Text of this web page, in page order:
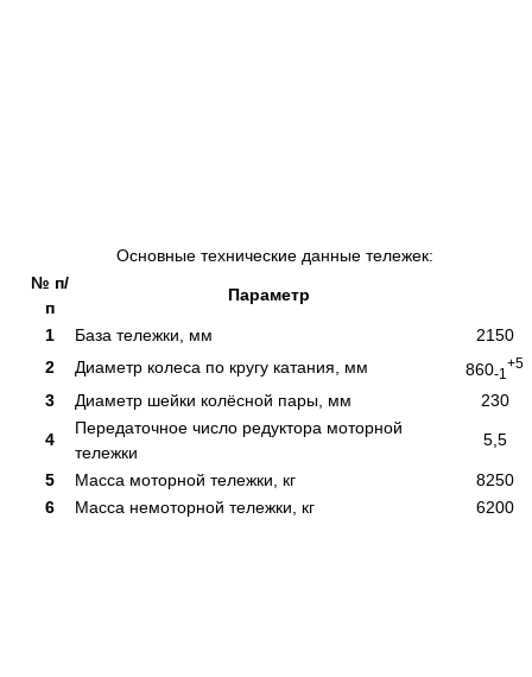
Основные технические данные тележек:
№ п/
п
Параметр
1 База тележки, мм
2150
2
Диаметр колеса по кругу катания, мм 860-1
+5
3 Диаметр шейки колёсной пары, мм 230
4
Передаточное число редуктора моторной
тележки
5,5
5 Масса моторной тележки, кг
8250
6
Масса немоторной тележки, кг 6200